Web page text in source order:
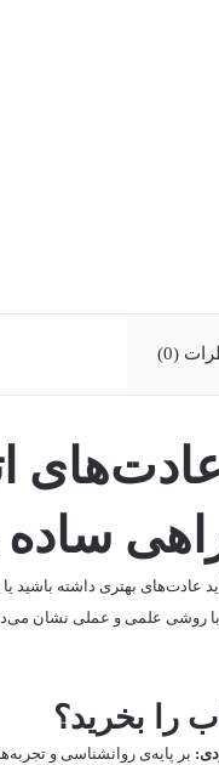
(0)
عادت‌های بهتری داشته باشید
روشی علمی و عملی نشان
را بخرید؟
بر پایه‌ی روانشناسی و